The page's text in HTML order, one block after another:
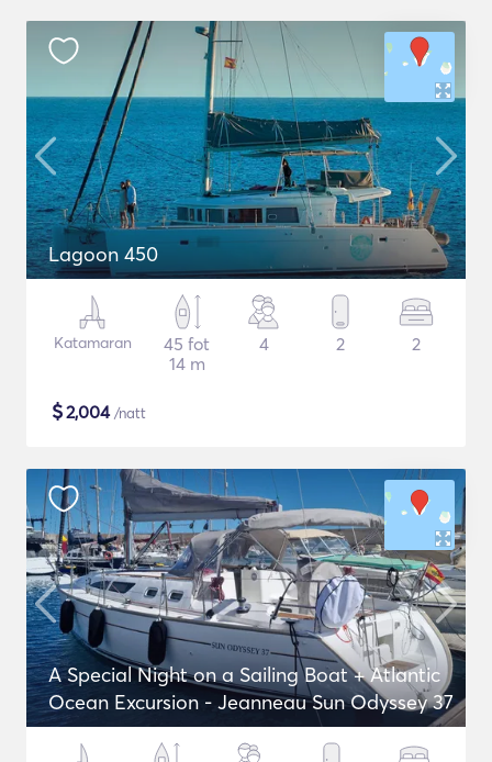
Lagoon 450
Katamaran
45 fot
14 m
4 2 2
$2,004/natt
A Special Night on a Sailing Boat + Atlantic
Ocean Excursion - Jeanneau Sun Odyssey 37